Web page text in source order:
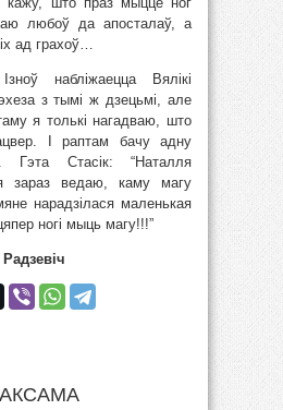
любоў да апосталаў, а
ад грахоў…
набліжаецца Вялікі
з тымі ж дзецьмі, але
я толькі нагадваю, што
І раптам бачу адну
Гэта Стасік: “Наталля
я зараз ведаю, каму магу
нарадзілася маленькая
ногі мыць магу!!!”